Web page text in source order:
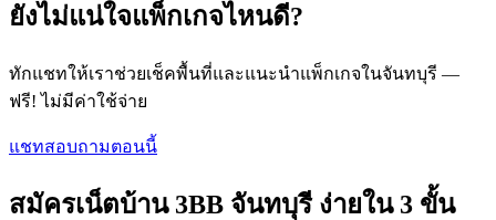
ยังไม่แน่ใจแพ็กเกจไหนดี?
ทักแชทให้เราช่วยเช็คพื้นที่และแนะนำแพ็กเกจในจันทบุรี —
ฟรี! ไม่มีค่าใช้จ่าย
แชทสอบถามตอนนี้
สมัครเน็ตบ้าน 3BB จันทบุรี ง่ายใน 3 ขั้น